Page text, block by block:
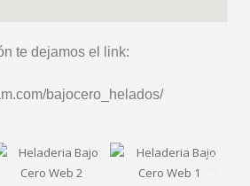
te dejamos el link:
bajocero_helados/